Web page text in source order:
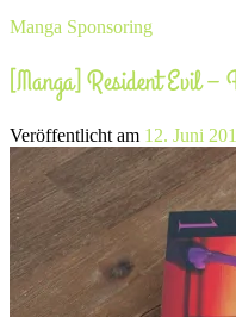
Manga Sponsoring
[Manga] Resident Evil –
Veröffentlicht am 12. Juni